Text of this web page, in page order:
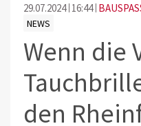
29.07.2024 16:44
NEWS
Wenn die
den